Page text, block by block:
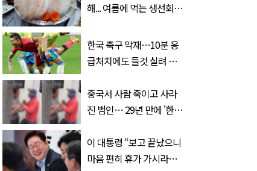
해... 여름에 먹는 생선회가
한국 축구 악재…10분 응
급처치에도 들것 실려 이
중국서 사람 죽이고 사라
진 범인… 29년 만에 '한
이 대통령 “보고 끝났으니
마음 편히 휴가 가시라…